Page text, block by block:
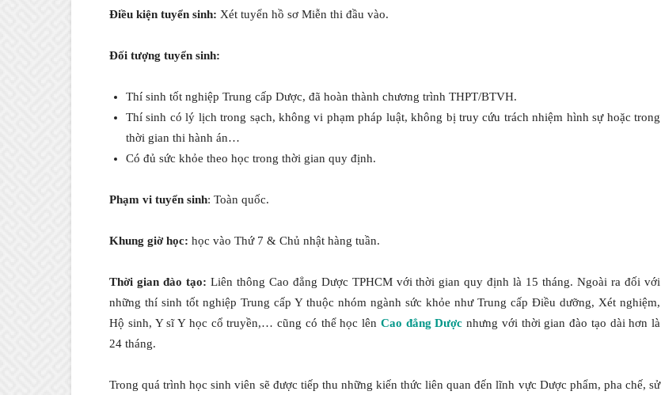
Điều kiện tuyển sinh: Xét tuyển hồ sơ Miễn thi đầu vào.
Đối tượng tuyển sinh:
Thí sinh tốt nghiệp Trung cấp Dược, đã hoàn thành chương trình THPT/BTVH.
Thí sinh có lý lịch trong sạch, không vi phạm pháp luật, không bị truy cứu trách nhiệm hình sự hoặc trong
thời gian thi hành án…
Có đủ sức khỏe theo học trong thời gian quy định.
Phạm vi tuyển sinh: Toàn quốc.
Khung giờ học: học vào Thứ 7 & Chủ nhật hàng tuần.
Thời gian đào tạo: Liên thông Cao đẳng Dược TPHCM với thời gian quy định là 15 tháng. Ngoài ra đối với
những thí sinh tốt nghiệp Trung cấp Y thuộc nhóm ngành sức khỏe như Trung cấp Điều dưỡng, Xét nghiệm,
Hộ sinh, Y sĩ Y học cổ truyền,… cũng có thể học lên Cao đẳng Dược nhưng với thời gian đào tạo dài hơn là
24 tháng.
Trong quá trình học sinh viên sẽ được tiếp thu những kiến thức liên quan đến lĩnh vực Dược phẩm, pha chế, sử